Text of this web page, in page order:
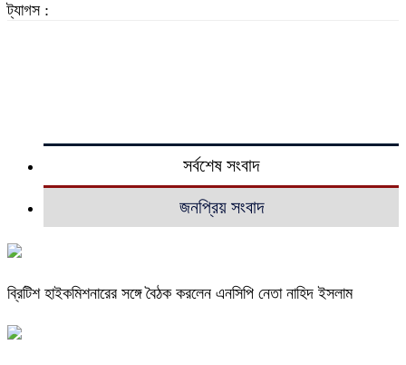
ট্যাগস :
সর্বশেষ সংবাদ
জনপ্রিয় সংবাদ
ব্রিটিশ হাইকমিশনারের সঙ্গে বৈঠক করলেন এনসিপি নেতা নাহিদ ইসলাম